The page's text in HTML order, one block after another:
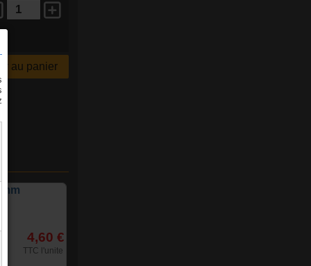
au panier
4,60 €
TTC l'unite